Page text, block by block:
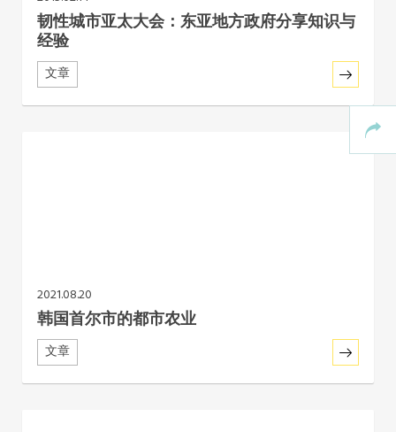
韧性城市亚太大会：东亚地方政府分享知识与
经验
文章
2021.08.20
韩国首尔市的都市农业
文章